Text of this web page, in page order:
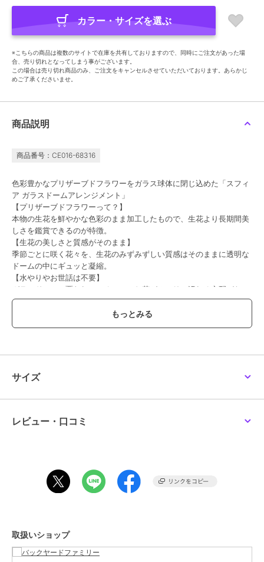
カラー・サイズを選ぶ
※こちらの商品は複数のサイトで在庫を共有しておりますので、同時にご注文があった場
合、売り切れとなってしまう事がございます。
この場合は売り切れ商品のみ、ご注文をキャンセルさせていただいております。あらかじ
めご了承くださいませ。
商品説明
商品番号：CE016-68316
色彩豊かなプリザーブドフラワーをガラス球体に閉じ込めた「スフィ
ア ガラスドームアレンジメント」
【プリザーブドフラワーって？】
本物の生花を鮮やかな色彩のまま加工したもので、生花より長期間美
しさを鑑賞できるのが特徴。
【生花の美しさと質感がそのまま】
季節ごとに咲く花々を、生花のみずみずしい質感はそのままに透明な
ドームの中にギュッと凝縮。
【水やりやお世話は不要】
ガラスドームで覆われているので、お花がホコリで汚れる心配がな
く、水やりや水換えも一切不要。
【仏壇のお手入れも手間いらず】
お花が枯れずに長持ちするため、仏壇の前棚（ぜんだな）や経机を汚
清楚な外観が好印象。
【インテリアに奥行きをプラス】
【コンパクトな手のひらサイズ】
る、種類豊富なラインナップ。
【故人の面影に寄り添う彩り】
示、アテンションタグ、ご使用上の注意事項などを必ずご確認下さ
い。
サイズ
レビュー・口コミ
取扱いショップ